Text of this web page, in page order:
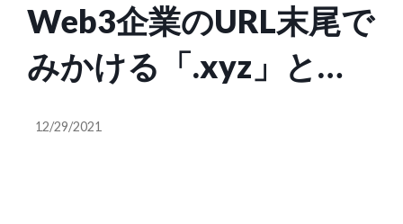
Web3企業のURL末尾で
みかける「.xyz」と
は？
12/29/2021